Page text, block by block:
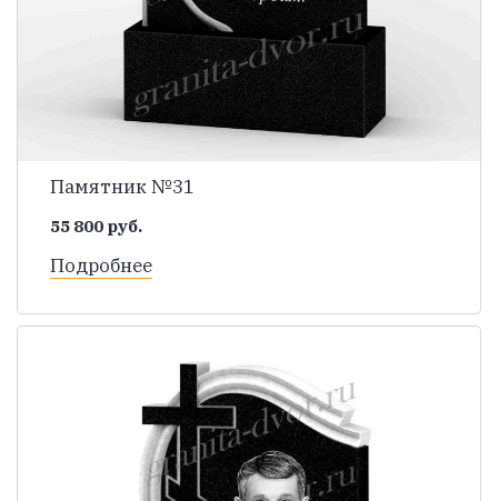
Памятник №31
55 800 руб.
Подробнее